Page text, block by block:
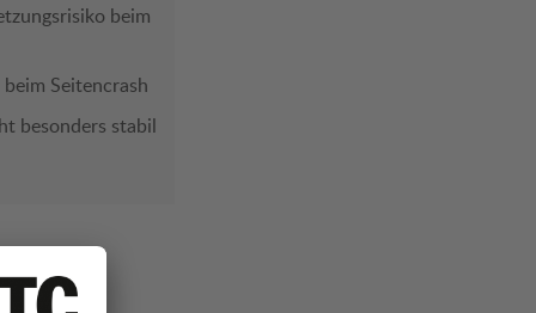
beim
Seitencrash
besonders stabil